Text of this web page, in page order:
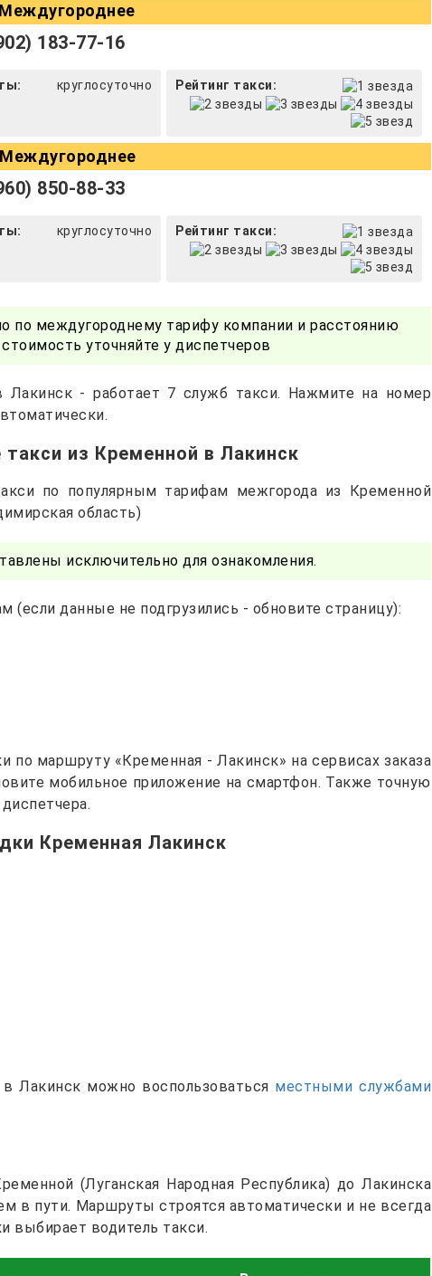
183-77-16
круглосуточно Рейтинг такси:
850-88-33
круглосуточно Рейтинг такси:
по междугороднему тарифу компании и расстоянию
уточняйте у диспетчеров
Лакинск - работает 7 служб такси. Нажмите на номер
из Кременной в Лакинск
по популярным тарифам межгорода из Кременной
область)
исключительно для ознакомления.
данные не подгрузились - обновите страницу):
по маршруту «Кременная - Лакинск» на сервисах заказа
мобильное приложение на смартфон. Также точную
Кременная Лакинск
Лакинск можно воспользоваться местными службами
(Луганская Народная Республика) до Лакинска
в пути. Маршруты строятся автоматически и не всегда
выбирает водитель такси.